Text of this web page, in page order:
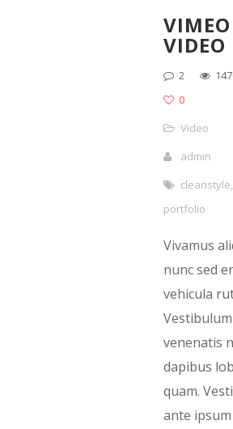
VIMEO
VIDEO
2
0
Video
admin
cleanstyle
portfolio
Vivamus
nunc sed
vehicula
venenatis
dapibus
quam.
ante